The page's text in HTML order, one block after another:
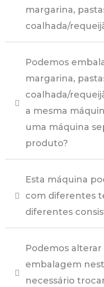
margarina,
coalhada/
Podemos
margarina,
coalhada/
a mesma
uma máquina
produto?
Esta máquina
com diferentes
diferentes
Podemos
embalagem
necessário